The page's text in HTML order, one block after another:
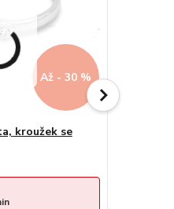
Až - 30 %
kroužek se